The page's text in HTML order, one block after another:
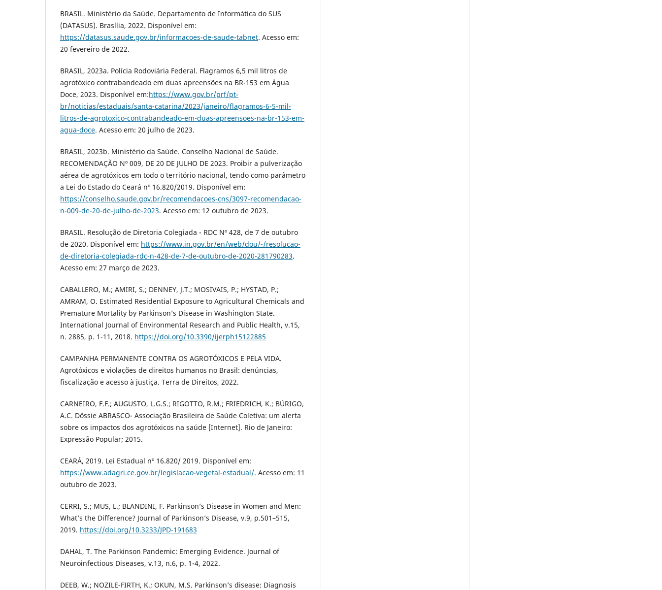
BRASIL. Ministério da Saúde. Departamento de Informática do SUS
(DATASUS). Brasília, 2022. Disponível em:
https://datasus.saude.gov.br/informacoes-de-saude-tabnet. Acesso em:
20 fevereiro de 2022.
BRASIL, 2023a. Polícia Rodoviária Federal. Flagramos 6,5 mil litros de
agrotóxico contrabandeado em duas apreensões na BR-153 em Água
Doce, 2023. Disponível em:https://www.gov.br/prf/pt-
br/noticias/estaduais/santa-catarina/2023/janeiro/flagramos-6-5-mil-
litros-de-agrotoxico-contrabandeado-em-duas-apreensoes-na-br-153-em-
agua-doce. Acesso em: 20 julho de 2023.
BRASIL, 2023b. Ministério da Saúde. Conselho Nacional de Saúde.
RECOMENDAÇÃO Nº 009, DE 20 DE JULHO DE 2023. Proibir a pulverização
aérea de agrotóxicos em todo o território nacional, tendo como parâmetro
a Lei do Estado do Ceará nº 16.820/2019. Disponível em:
https://conselho.saude.gov.br/recomendacoes-cns/3097-recomendacao-
n-009-de-20-de-julho-de-2023. Acesso em: 12 outubro de 2023.
BRASIL. Resolução de Diretoria Colegiada - RDC Nº 428, de 7 de outubro
de 2020. Disponível em: https://www.in.gov.br/en/web/dou/-/resolucao-
de-diretoria-colegiada-rdc-n-428-de-7-de-outubro-de-2020-281790283.
Acesso em: 27 março de 2023.
CABALLERO, M.; AMIRI, S.; DENNEY, J.T.; MOSIVAIS, P.; HYSTAD, P.;
AMRAM, O. Estimated Residential Exposure to Agricultural Chemicals and
Premature Mortality by Parkinson’s Disease in Washington State.
International Journal of Environmental Research and Public Health, v.15,
n. 2885, p. 1-11, 2018. https://doi.org/10.3390/ijerph15122885
CAMPANHA PERMANENTE CONTRA OS AGROTÓXICOS E PELA VIDA.
Agrotóxicos e violações de direitos humanos no Brasil: denúncias,
fiscalização e acesso à justiça. Terra de Direitos, 2022.
CARNEIRO, F.F.; AUGUSTO, L.G.S.; RIGOTTO, R.M.; FRIEDRICH, K.; BÚRIGO,
A.C. Dôssie ABRASCO- Associação Brasileira de Saúde Coletiva: um alerta
sobre os impactos dos agrotóxicos na saúde [Internet]. Rio de Janeiro:
Expressão Popular; 2015.
CEARÁ, 2019. Lei Estadual nº 16.820/ 2019. Disponível em:
https://www.adagri.ce.gov.br/legislacao-vegetal-estadual/. Acesso em: 11
outubro de 2023.
CERRI, S.; MUS, L.; BLANDINI, F. Parkinson’s Disease in Women and Men:
What’s the Difference? Journal of Parkinson’s Disease, v.9, p.501–515,
2019. https://doi.org/10.3233/JPD-191683
DAHAL, T. The Parkinson Pandemic: Emerging Evidence. Journal of
Neuroinfectious Diseases, v.13, n.6, p. 1-4, 2022.
DEEB, W.; NOZILE-FIRTH, K.; OKUN, M.S. Parkinson’s disease: Diagnosis